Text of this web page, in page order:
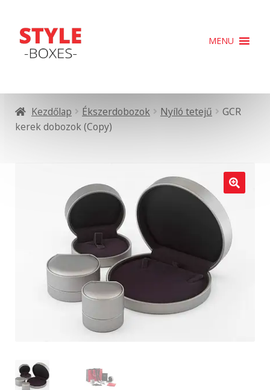
Ugrás
a
navigációhoz
Kilépés
a
tartalomba
MENU
Kezdőlap Ékszerdobozok Nyíló tetejű
GCR
kerek dobozok (Copy)